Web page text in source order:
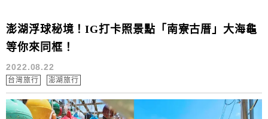
澎湖浮球秘境！IG打卡照景點「南寮古厝」大海龜
等你來同框！
2022.08.22
台灣旅行 澎湖旅行